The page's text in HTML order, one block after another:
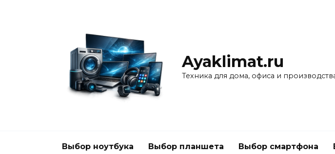
Ayaklimat.ru
Техника для дома, офиса и
Выбор ноутбука Выбор планшета Выбор смартфона